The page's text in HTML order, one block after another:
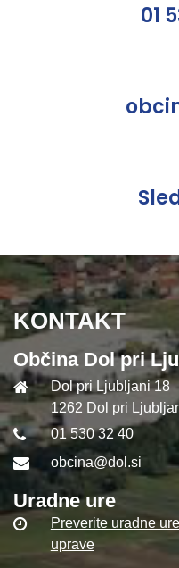
01
KONTAKT
Občina Dol pri
Dol pri Ljubljani 18
1262 Dol pri
01 530 32 40
obcina@dol.si
Uradne ure
Preverite uradne
uprave